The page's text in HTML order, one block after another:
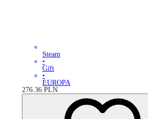
Steam
•
Gift
•
EUROPA
276.36 PLN